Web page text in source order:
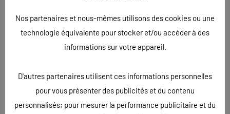
ÉCRIT LE14/07/2020.
Nos partenaires et nous-mêmes utilisons des cookies ou une
technologie équivalente pour stocker et/ou accéder à des
informations sur votre appareil.
D'autres partenaires utilisent ces informations personnelles
pour vous présenter des publicités et du contenu
personnalisés; pour mesurer la performance publicitaire et du